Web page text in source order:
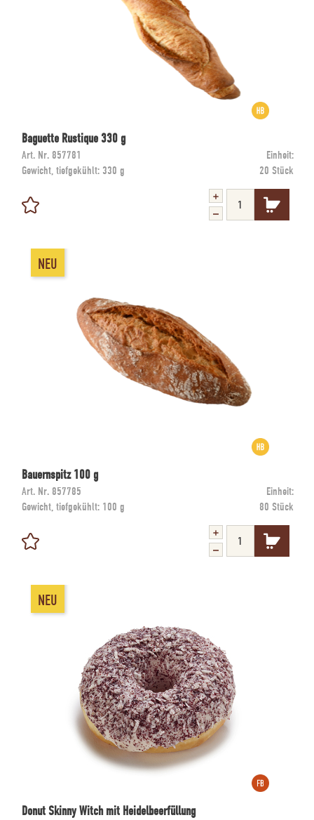
Baguette Rustique 330 g
Art. Nr. 857781
Einheit:
Gewicht, tiefgekühlt: 330 g 20 Stück
NEU
Bauernspitz 100 g
Art. Nr. 857785
Einheit:
Gewicht, tiefgekühlt: 100 g 80 Stück
NEU
Donut Skinny Witch mit Heidelbeerfüllung